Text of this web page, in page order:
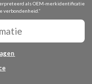
als OEM-merkidentificatie
verbondenheid.”